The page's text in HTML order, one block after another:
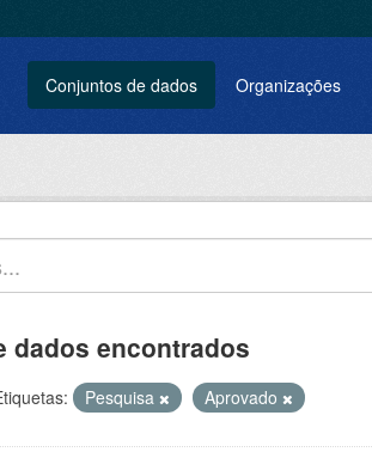
Conjuntos de dados Organizações
dados encontrados
Pesquisa Aprovado